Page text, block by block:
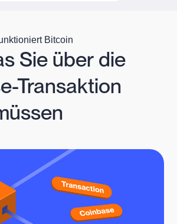
Bitcoin
Sie über die
Transaktion